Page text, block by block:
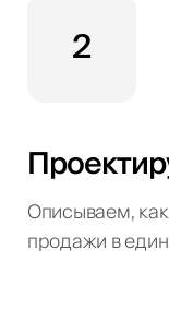
2
Описываем,
продажи в